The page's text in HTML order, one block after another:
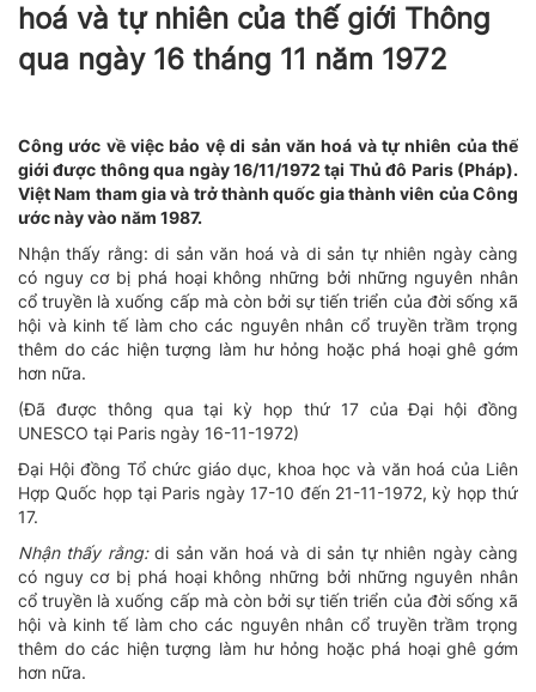
hoá và tự nhiên của thế giới Thông
qua ngày 16 tháng 11 năm 1972
Công ước về việc bảo vệ di sản văn hoá và tự nhiên của thế
giới được thông qua ngày 16/11/1972 tại Thủ đô Paris (Pháp).
Việt Nam tham gia và trở thành quốc gia thành viên của Công
ước này vào năm 1987.
Nhận thấy rằng: di sản văn hoá và di sản tự nhiên ngày càng
có nguy cơ bị phá hoại không những bởi những nguyên nhân
cổ truyền là xuống cấp mà còn bởi sự tiến triển của đời sống xã
hội và kinh tế làm cho các nguyên nhân cổ truyền trầm trọng
thêm do các hiện tượng làm hư hỏng hoặc phá hoại ghê gớm
hơn nữa.
(Ðã được thông qua tại kỳ họp thứ 17 của Ðại hội đồng
UNESCO tại Paris ngày 16-11-1972)
Ðại Hội đồng Tổ chức giáo dục, khoa học và văn hoá của Liên
Hợp Quốc họp tại Paris ngày 17-10 đến 21-11-1972, kỳ họp thứ
17.
Nhận thấy rằng:di sản văn hoá và di sản tự nhiên ngày càng
có nguy cơ bị phá hoại không những bởi những nguyên nhân
cổ truyền là xuống cấp mà còn bởi sự tiến triển của đời sống xã
hội và kinh tế làm cho các nguyên nhân cổ truyền trầm trọng
thêm do các hiện tượng làm hư hỏng hoặc phá hoại ghê gớm
hơn nữa.